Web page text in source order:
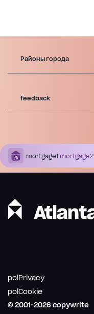
Районы города
feedback
mortgage1 mortgage2
© 2001-2026 copywrite
polPrivacy
polCookie